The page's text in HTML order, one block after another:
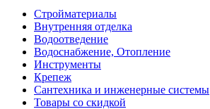
Стройматериалы
Внутренняя отделка
Водоотведение
Водоснабжение, Отопление
Инструменты
Крепеж
Сантехника и инженерные системы
Товары со скидкой